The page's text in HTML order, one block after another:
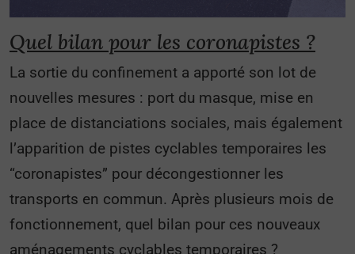
Quel bilan pour les coronapistes ?
La sortie du confinement a apporté son lot de
nouvelles mesures : port du masque, mise en
place de distanciations sociales, mais également
l’apparition de pistes cyclables temporaires les
“coronapistes” pour décongestionner les
transports en commun. Après plusieurs mois de
fonctionnement, quel bilan pour ces nouveaux
aménagements cyclables temporaires ?